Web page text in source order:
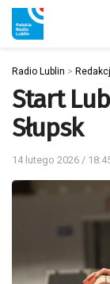
Radio Lublin >
Start
Słupsk
14 lutego 2026 /